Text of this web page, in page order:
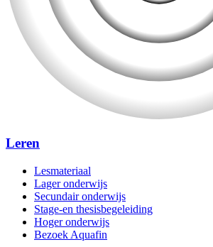
Leren
Lesmateriaal
Lager onderwijs
Secundair onderwijs
Stage-en thesisbegeleiding
Hoger onderwijs
Bezoek Aquafin